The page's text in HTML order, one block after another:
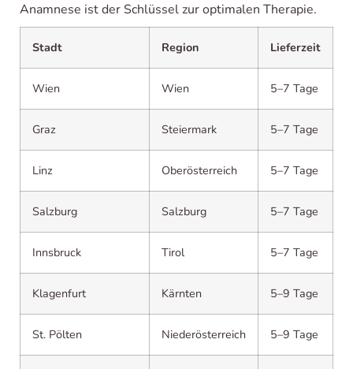
Anamnese ist der Schlüssel zur optimalen Therapie.
Stadt Region Lieferzeit
Wien Wien 5–7 Tage
Graz Steiermark 5–7 Tage
Linz Oberösterreich 5–7 Tage
Salzburg Salzburg 5–7 Tage
Innsbruck Tirol 5–7 Tage
Klagenfurt Kärnten 5–9 Tage
St. Pölten Niederösterreich 5–9 Tage